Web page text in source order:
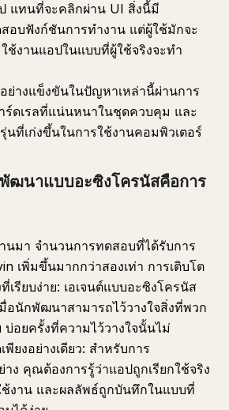
แทนที่จะคลิกผ่าน UI สิ่งนี้มี
อบฟังก์ชันการทำงาน แต่ผู้ใช้มักจะ
ช้งานแอปในแบบที่ผู้ใช้จริงจะทำ
อย่างแข็งขันในปัญหาเหล่านี้ผ่านการ
ร์ดเรลที่แน่นหนาในชุดควบคุม และ
นที่เก่งขึ้นในการใช้งานคอมพิวเตอร์
ฒนาแบบอะซิงโครนัสคือการ
นมา จำนวนการทดสอบที่ได้รับการ
เพิ่มขึ้นมากกว่าสองเท่า การเติบโต
เรียบง่าย: เอเจนต์แบบอะซิงโครนัส
อนักพัฒนาสามารถไว้วางใจสิ่งที่พวก
อยครั้งที่ความไว้วางใจนั้นไม่
ยงอย่างเดียว: สำหรับการ
าง คุณต้องการรู้ว่าแอปถูกเรียกใช้จริง
งาน และผลลัพธ์ถูกบันทึกในแบบที่